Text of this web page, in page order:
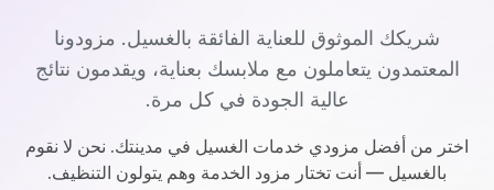
شريكك الموثوق للعناية الفائقة بالغسيل. مزودونا
المعتمدون يتعاملون مع ملابسك بعناية، ويقدمون نتائج
عالية الجودة في كل مرة.
اختر من أفضل مزودي خدمات الغسيل في مدينتك. نحن لا نقوم
بالغسيل — أنت تختار مزود الخدمة وهم يتولون التنظيف.